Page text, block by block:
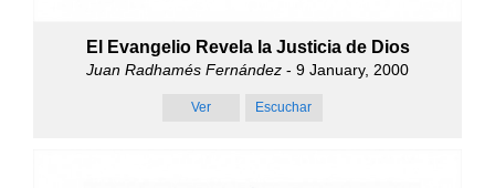
El Evangelio Revela la Justicia de Dios
Juan Radhamés Fernández - 9 January, 2000
Ver Escuchar